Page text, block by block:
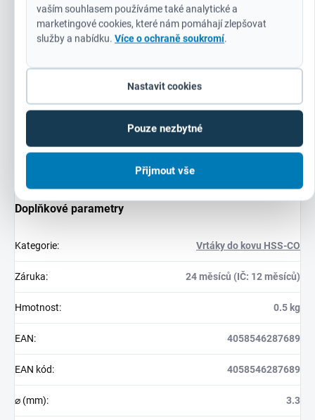
vaším souhlasem používáme také analytické a
marketingové cookies, které nám pomáhají zlepšovat
služby a nabídku. Více o ochraně soukromí.
Nastavit cookies
Pouze nezbytné
Přijmout vše
Normální úhel drážky typu N.
Vhodné pro vrtání ocelí a kovů s vysokým obsahem slitin s
pevností v tahu vyšší než 1000 N / mm², jako jsou
3-plochá stopka od průměru 5 mm pro lepší přilnavost
Doplňkové parametry
Kategorie: Vrtáky do kovu HSS-CO
Záruka: 24 měsíců (IČ: 12 měsíců)
Hmotnost: 0.5 kg
EAN: 4058546287689
EAN kód: 4058546287689
⌀ (mm): 3.3